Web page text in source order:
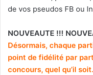
de vos pseudos FB ou
NOUVEAUTE !!!
Désormais, chaque
point de fidélité par
concours, quel qu’il soit.